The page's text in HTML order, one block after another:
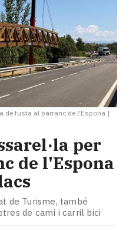
de fusta al barranc de l'Espona |
per
de l'Espona
de Turisme, també
de camí i carril bici